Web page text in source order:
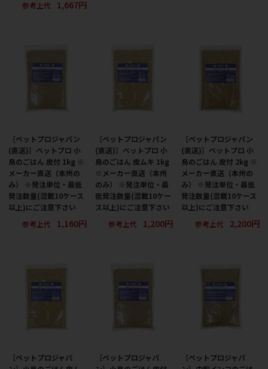
参考上代 1,667円
［ペットプロジャパン
(直送)］ペットプロ 小
鳥のごはん 皮付 1kg ※
メーカー直送（本州の
み） ※発注単位・最低
発注数量(混載10ケース
以上)にご注意下さい
参考上代
1,160円
［ペットプロジャパン
(直送)］ペットプロ 小
鳥のごはん 皮ムキ 1kg
※メーカー直送（本州
のみ） ※発注単位・最
低発注数量(混載10ケー
ス以上)にご注意下さい
参考上代
1,200円
［ペットプロジャパン
(直送)］ペットプロ 小
鳥のごはん 皮付 2kg ※
メーカー直送（本州の
み） ※発注単位・最低
発注数量(混載10ケース
以上)にご注意下さい
参考上代
2,200円
［ペットプロジャパ
［ペットプロジャパ
［ペットプロジャパ